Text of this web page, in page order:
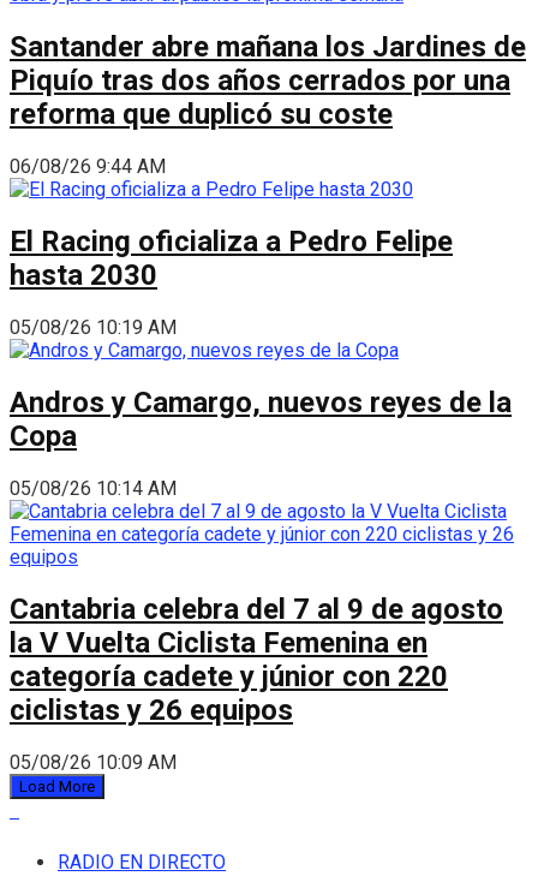
Santander abre mañana los Jardines de
Piquío tras dos años cerrados por una
reforma que duplicó su coste
06/08/26 9:44 AM
El Racing oficializa a Pedro Felipe
hasta 2030
05/08/26 10:19 AM
Andros y Camargo, nuevos reyes de la
Copa
05/08/26 10:14 AM
Cantabria celebra del 7 al 9 de agosto
la V Vuelta Ciclista Femenina en
categoría cadete y júnior con 220
ciclistas y 26 equipos
05/08/26 10:09 AM
Load More
RADIO EN DIRECTO